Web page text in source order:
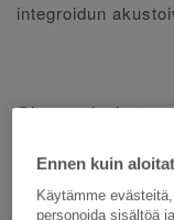
integroidun
Olemme
vapaasti
Ennen kuin
Käytämme
personoida sisältöä